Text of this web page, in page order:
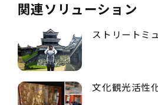
関連ソリューション
ストリートミ
文化観光活性